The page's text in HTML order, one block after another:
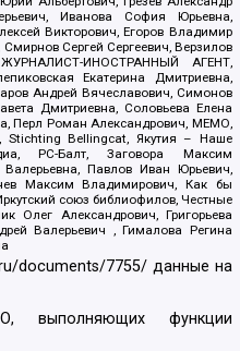
Иванова София Юрьевна,
Викторович, Егоров Владимир
Сергей Сергеевич, Верзилов
ИНОСТРАННЫЙ АГЕНТ,
Екатерина Дмитриевна,
Андрей Вячеславович, Симонов
Дмитриевна, Соловьева Елена
Перл Роман Александрович, МЕМО,
Stichting Bellingcat, Якутия – Наше
РС-Балт, Заговора Максим
Павлов Иван Юрьевич,
Максим Владимирович, Как бы
союз библиофилов, Честные
Олег Александрович, Григорьева
Валерьевич , Гималова Регина
documents/7755/ данные на
выполняющих функции